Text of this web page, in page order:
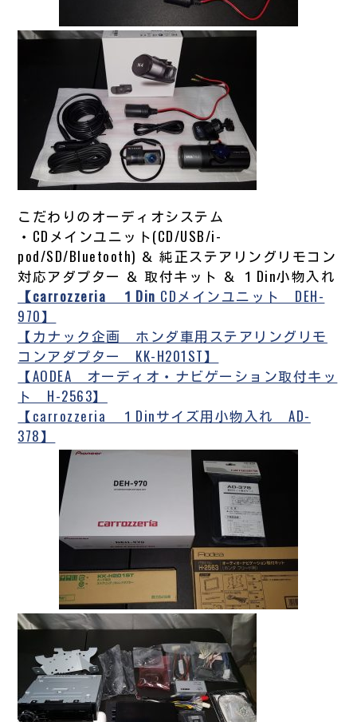
こだわりのオーディオシステム
・CDメインユニット(CD/USB/i-
pod/SD/Bluetooth) ＆ 純正ステアリングリモコン
対応アダプター ＆ 取付キット ＆ １Din小物入れ
【carrozzeria １Din CDメインユニット DEH-
970】
【カナック企画 ホンダ車用ステアリングリモ
コンアダプター KK-H201ST】
【AODEA オーディオ・ナビゲーション取付キッ
ト H-2563】
【carrozzeria １Dinサイズ用小物入れ AD-
378】